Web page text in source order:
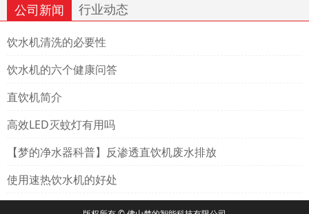
公司新闻 行业动态
饮水机清洗的必要性
饮水机的六个健康问答
直饮机简介
高效LED灭蚊灯有用吗
【梦的净水器科普】反渗透直饮机废水排放
使用速热饮水机的好处